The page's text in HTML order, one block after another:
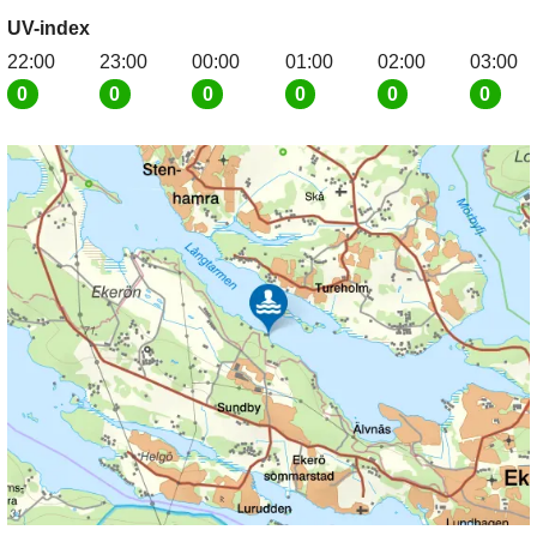
UV-index
22:00
0
23:00
0
00:00
0
01:00
0
02:00
0
03:00
0